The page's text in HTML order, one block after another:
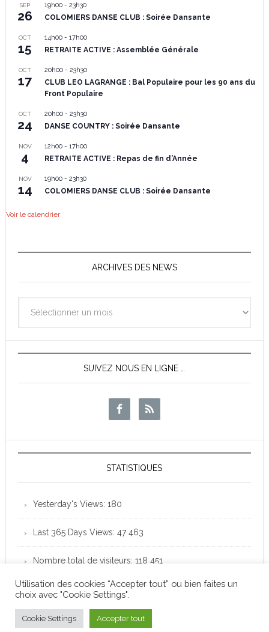
SEP
26
19h00- 23h30
COLOMIERS DANSE CLUB : Soirée Dansante
OCT
15
14h00- 17h00
RETRAITE ACTIVE : Assemblée Générale
OCT
17
20h00- 23h30
CLUB LEO LAGRANGE : Bal Populaire pour les 90 ans du
Front Populaire
OCT
24
20h00- 23h30
DANSE COUNTRY : Soirée Dansante
NOV
4
12h00- 17h00
RETRAITE ACTIVE : Repas de fin d’Année
NOV
14
19h00- 23h30
COLOMIERS DANSE CLUB : Soirée Dansante
Voir le calendrier
ARCHIVES DES NEWS
des
News
SUIVEZ NOUS EN LIGNE …
STATISTIQUES
Yesterday's Views: 180
Last 365 Days Views: 47 463
Nombre total de visiteurs: 118 451
Club Loisirs Léo Lagrange de Colomiers - Copyright
© 2026 - Mentions légales
Utilisation des cookies “Accepter tout” ou bien faites un
choix avec "Cookie Settings".
Cookie Settings Accepter tout